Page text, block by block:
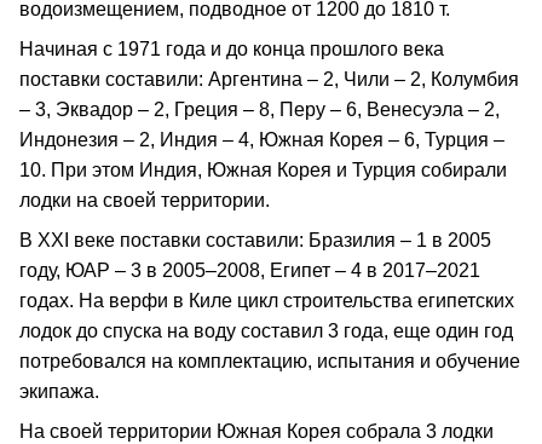
водоизмещением, подводное от 1200 до 1810 т.
Начиная с 1971 года и до конца прошлого века
поставки составили: Аргентина – 2, Чили – 2, Колумбия
– 3, Эквадор – 2, Греция – 8, Перу – 6, Венесуэла – 2,
Индонезия – 2, Индия – 4, Южная Корея – 6, Турция –
10. При этом Индия, Южная Корея и Турция собирали
лодки на своей территории.
В XXI веке поставки составили: Бразилия – 1 в 2005
году, ЮАР – 3 в 2005–2008, Египет – 4 в 2017–2021
годах. На верфи в Киле цикл строительства египетских
лодок до спуска на воду составил 3 года, еще один год
потребовался на комплектацию, испытания и обучение
экипажа.
На своей территории Южная Корея собрала 3 лодки